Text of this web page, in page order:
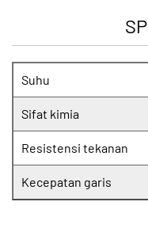
Suhu
Sifat kimia
Resistensi tekanan
Kecepatan garis